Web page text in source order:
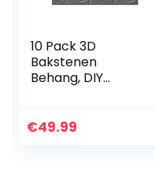
10 Pack 3D
Bakstenen
Behang, DIY
Geluiddichte Witte
€49.99